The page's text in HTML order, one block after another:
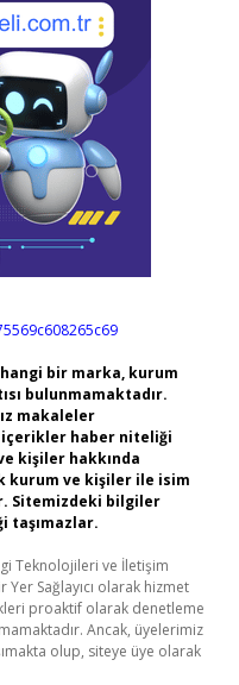
bir marka, kurum
bulunmamaktadır.
makaleler
içerikler haber niteliği
kişiler hakkında
kurum ve kişiler ile isim
Sitemizdeki bilgiler
taşımazlar.
Teknolojileri ve İletişim
Yer Sağlayıcı olarak hizmet
proaktif olarak denetleme
Ancak, üyelerimiz
olup, siteye üye olarak